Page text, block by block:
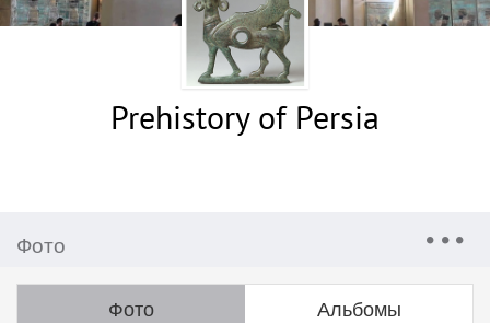
Prehistory of Persia
Фото
Фото Альбомы